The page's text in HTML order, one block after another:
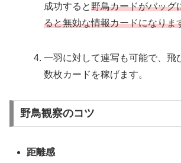
成功すると野鳥カードがバッグ
ると無効な情報カードになりま
一羽に対して連写も可能で、飛
数枚カードを稼げます。
野鳥観察のコツ
距離感